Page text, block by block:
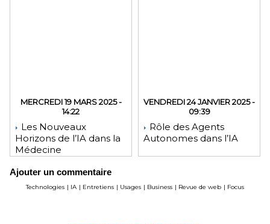
MERCREDI 19 MARS 2025 -
14:22
Les Nouveaux
Horizons de l’IA dans la
Médecine
VENDREDI 24 JANVIER 2025 -
09:39
Rôle des Agents
Autonomes dans l’IA
Ajouter un commentaire
Technologies | IA | Entretiens | Usages | Business | Revue de web | Focus